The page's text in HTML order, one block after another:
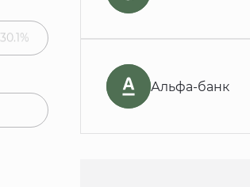
30.1%
Альфа-банк